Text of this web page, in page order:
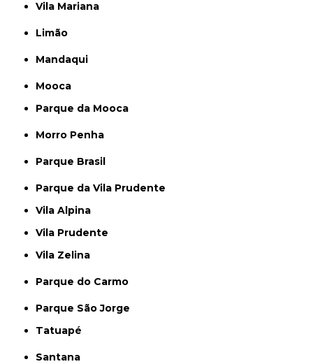
Vila Mariana
Limão
Mandaqui
Mooca
Parque da Mooca
Morro Penha
Parque Brasil
Parque da Vila Prudente
Vila Alpina
Vila Prudente
Vila Zelina
Parque do Carmo
Parque São Jorge
Tatuapé
Santana